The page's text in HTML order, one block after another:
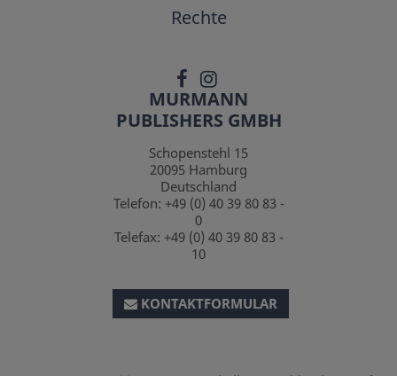
Rechte
MURMANN
PUBLISHERS GMBH
Schopenstehl 15
20095 Hamburg
Deutschland
Telefon: +49 (0) 40 39 80 83 -
0
Telefax: +49 (0) 40 39 80 83 -
10
KONTAKTFORMULAR